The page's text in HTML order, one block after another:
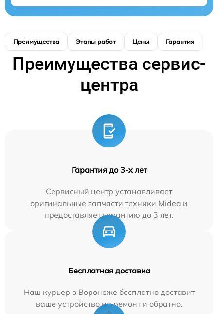
Преимущества Этапы работ Цены Гарантия
Преимущества сервис-
центра
Гарантия до 3-х лет
Сервисный центр устанавливает
оригинальные запчасти техники Midea и
предоставляет гарантию до 3 лет.
Бесплатная доставка
Наш курьер в Воронеже бесплатно доставит
ваше устройство на ремонт и обратно.